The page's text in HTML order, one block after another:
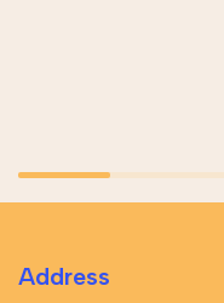
Address